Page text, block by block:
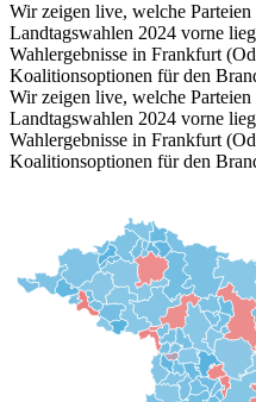
Wir zeigen live, welche
Landtagswahlen 2024 vorne
Wahlergebnisse in Frankfurt
Koalitionsoptionen für den
Wir zeigen live, welche
Landtagswahlen 2024 vorne
Wahlergebnisse in Frankfurt
Koalitionsoptionen für den